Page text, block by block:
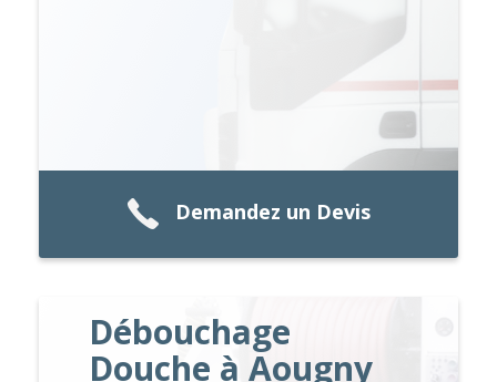
Demandez un Devis
Débouchage
Douche à Aougny